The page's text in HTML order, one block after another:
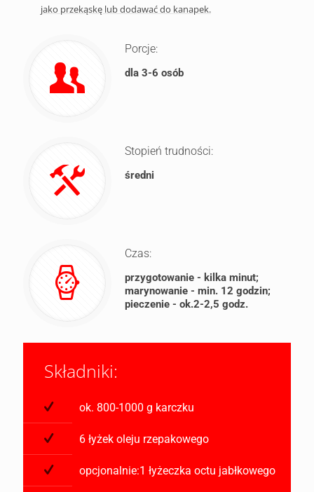
jako przekąskę lub dodawać do kanapek.
Porcje:
dla 3-6 osób
Stopień trudności:
średni
Czas:
przygotowanie - kilka minut;
marynowanie - min. 12 godzin;
pieczenie - ok.2-2,5 godz.
Składniki:
ok. 800-1000 g karczku
6 łyżek oleju rzepakowego
opcjonalnie:1 łyżeczka octu jabłkowego